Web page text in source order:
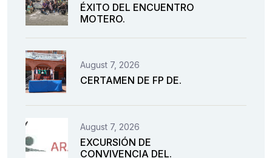
ÉXITO DEL ENCUENTRO
MOTERO.
August 7, 2026
CERTAMEN DE FP DE.
August 7, 2026
EXCURSIÓN DE
CONVIVENCIA DEL.